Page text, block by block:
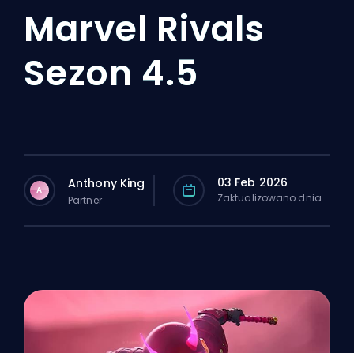
Marvel Rivals
Sezon 4.5
A Anthony King
Partner
03 Feb 2026
Zaktualizowano dnia